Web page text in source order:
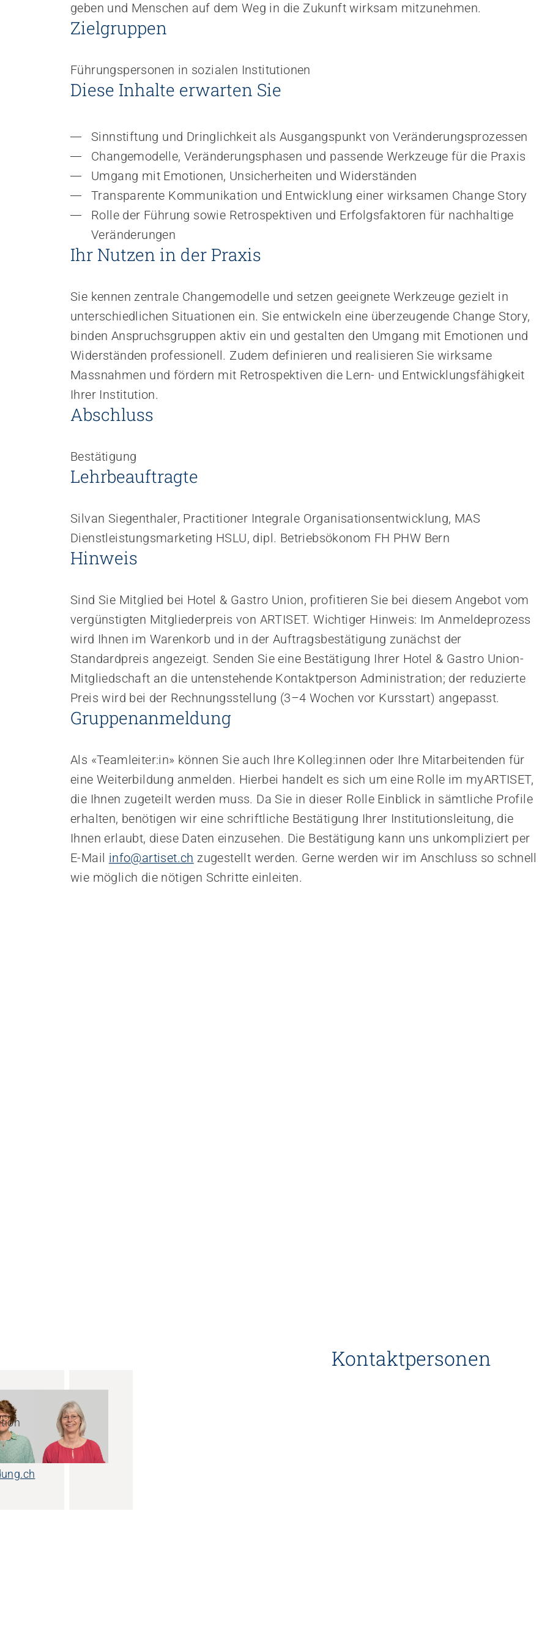
Empowerment stärken
Gesundheitsfragen angehen
Integrität schützen
Psychische Gesundheit fördern
geben und Menschen auf dem Weg in die Zukunft wirksam mitzunehmen.
Zielgruppen
Führungspersonen in sozialen Institutionen
Diese Inhalte erwarten Sie
Sinnstiftung und Dringlichkeit als Ausgangspunkt von Veränderungsprozessen
Changemodelle, Veränderungsphasen und passende Werkzeuge für die Praxis
Umgang mit Emotionen, Unsicherheiten und Widerständen
Transparente Kommunikation und Entwicklung einer wirksamen Change Story
Rolle der Führung sowie Retrospektiven und Erfolgsfaktoren für nachhaltige
Veränderungen
Ihr Nutzen in der Praxis
Sie kennen zentrale Changemodelle und setzen geeignete Werkzeuge gezielt in
unterschiedlichen Situationen ein. Sie entwickeln eine überzeugende Change Story,
binden Anspruchsgruppen aktiv ein und gestalten den Umgang mit Emotionen und
Widerständen professionell. Zudem definieren und realisieren Sie wirksame
Massnahmen und fördern mit Retrospektiven die Lern- und Entwicklungsfähigkeit
Ihrer Institution.
Abschluss
Bestätigung
Lehrbeauftragte
Silvan Siegenthaler, Practitioner Integrale Organisationsentwicklung, MAS
Dienstleistungsmarketing HSLU, dipl. Betriebsökonom FH PHW Bern
Hinweis
Sind Sie Mitglied bei Hotel & Gastro Union, profitieren Sie bei diesem Angebot vom
vergünstigten Mitgliederpreis von ARTISET. Wichtiger Hinweis: Im Anmeldeprozess
wird Ihnen im Warenkorb und in der Auftragsbestätigung zunächst der
Standardpreis angezeigt. Senden Sie eine Bestätigung Ihrer Hotel & Gastro Union-
Mitgliedschaft an die untenstehende Kontaktperson Administration; der reduzierte
Preis wird bei der Rechnungsstellung (3–4 Wochen vor Kursstart) angepasst.
Gruppenanmeldung
Als «Teamleiter:in» können Sie auch Ihre Kolleg:innen oder Ihre Mitarbeitenden für
eine Weiterbildung anmelden. Hierbei handelt es sich um eine Rolle im myARTISET,
die Ihnen zugeteilt werden muss. Da Sie in dieser Rolle Einblick in sämtliche Profile
erhalten, benötigen wir eine schriftliche Bestätigung Ihrer Institutionsleitung, die
Ihnen erlaubt, diese Daten einzusehen. Die Bestätigung kann uns unkompliziert per
E-Mail info@artiset.ch zugestellt werden. Gerne werden wir im Anschluss so schnell
wie möglich die nötigen Schritte einleiten.
Kontaktpersonen